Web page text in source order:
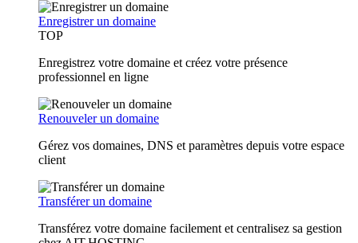
Enregistrer un domaine
TOP
Enregistrez votre domaine et créez votre présence
professionnel en ligne
Renouveler un domaine
Gérez vos domaines, DNS et paramètres depuis votre espace
client
Transférer un domaine
Transférez votre domaine facilement et centralisez sa gestion